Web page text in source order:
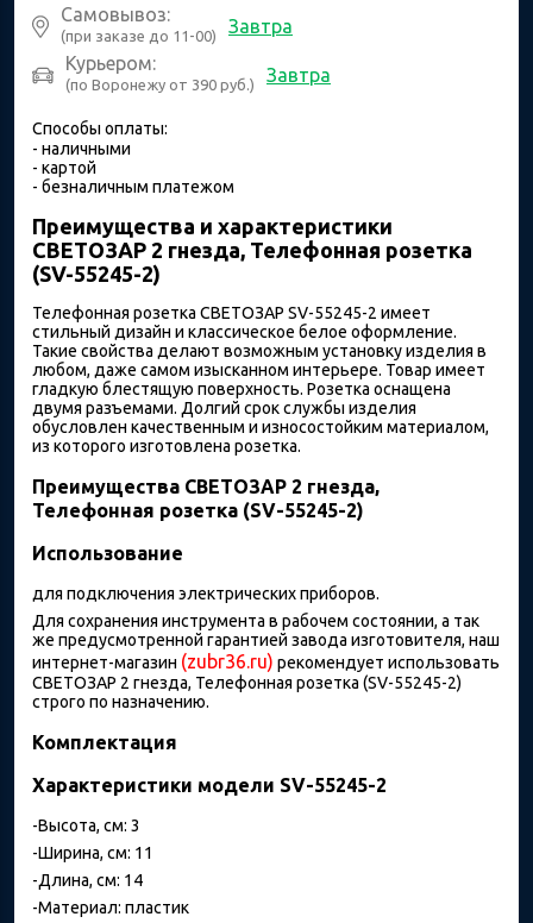
Самовывоз:
(при заказе до 11-00)
Завтра
Курьером:
(по Воронежу от 390 руб.) Завтра
Способы оплаты:
- наличными
- картой
- безналичным платежом
Преимущества и характеристики
СВЕТОЗАР 2 гнезда, Телефонная розетка
(SV-55245-2)
Телефонная розетка СВЕТОЗАР SV-55245-2 имеет
стильный дизайн и классическое белое оформление.
Такие свойства делают возможным установку изделия в
любом, даже самом изысканном интерьере. Товар имеет
гладкую блестящую поверхность. Розетка оснащена
двумя разъемами. Долгий срок службы изделия
обусловлен качественным и износостойким материалом,
из которого изготовлена розетка.
Преимущества СВЕТОЗАР 2 гнезда,
Телефонная розетка (SV-55245-2)
Использование
для подключения электрических приборов.
Для сохранения инструмента в рабочем состоянии, а так
же предусмотренной гарантией завода изготовителя, наш
интернет-магазин (zubr36.ru) рекомендует использовать
СВЕТОЗАР 2 гнезда, Телефонная розетка (SV-55245-2)
строго по назначению.
Комплектация
Характеристики модели SV-55245-2
-Высота, см: 3
-Ширина, см: 11
-Длина, см: 14
-Материал: пластик